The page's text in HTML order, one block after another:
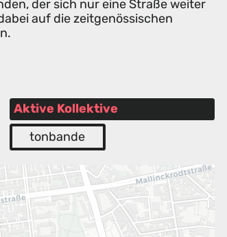
der sich nur eine Straße weiter
auf die zeitgenössischen
Aktive Kollektive
tonbande